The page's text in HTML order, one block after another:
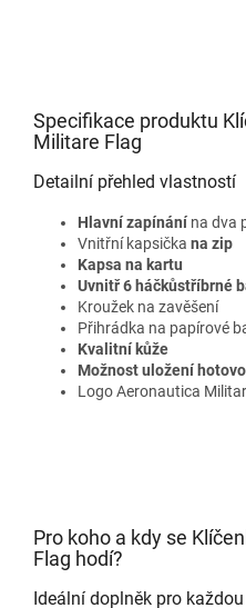
Specifikace produktu
Militare Flag
Detailní přehled vlastností
Hlavní zapínání na dva
Vnitřní kapsička na zip
Kapsa na kartu
Uvnitř 6 háčkůstříbrné
Kroužek na zavěšení
Přihrádka na papírové
Kvalitní kůže
Možnost uložení
Logo Aeronautica
Pro koho a kdy se
Flag hodí?
Ideální doplněk pro